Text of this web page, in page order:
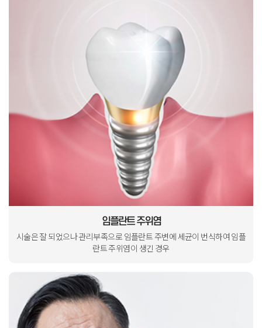
임플란트 주위염
시술은 잘 되었으나 관리부족으로 임플란트 주변에 세균이 번식하여 임플
란트 주위염이 생긴 경우